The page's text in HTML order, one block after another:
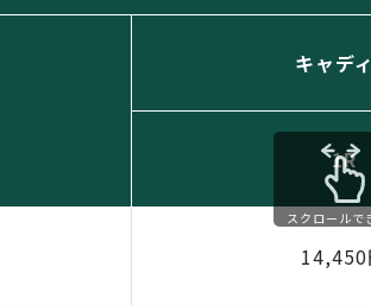
キャデ
1R
14,450
スクロールで